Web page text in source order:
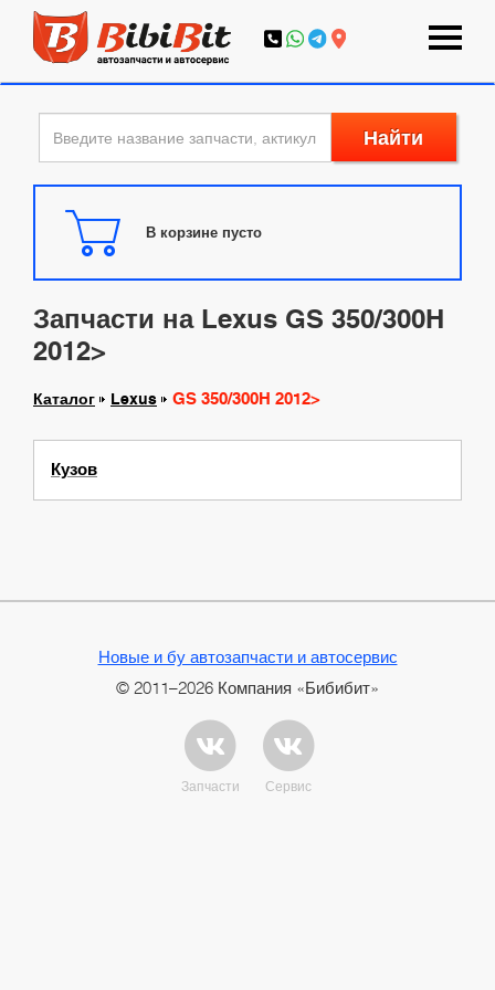
Найти
В корзине пусто
Запчасти на Lexus GS 350/300H
2012>
Каталог Lexus GS 350/300H 2012>
Кузов
Новые и бу автозапчасти и автосервис
© 2011–2026 Компания «Бибибит»
Запчасти Сервис